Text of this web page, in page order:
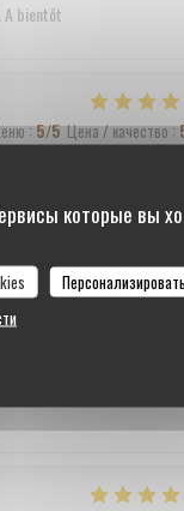
которые вы
Персонализировать
A bientôt
:5/5 Цена / качество: